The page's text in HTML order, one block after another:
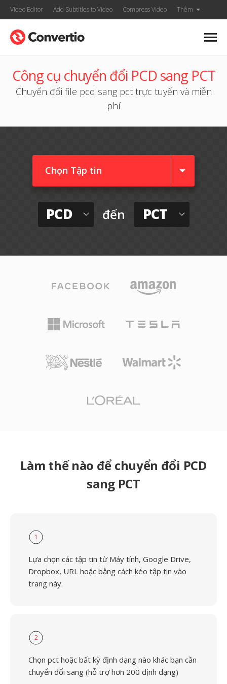
Video Editor Add Subtitles to Video Compress Video Thêm
Công cụ chuyển đổi PCD sang PCT
Chuyển đổi file pcd sang pct trực tuyến và miễn
phí
Chọn Tập tin
PCD đến PCT
Làm thế nào để chuyển đổi PCD
sang PCT
1
Lựa chọn các tập tin từ Máy tính, Google Drive,
Dropbox, URL hoặc bằng cách kéo tập tin vào
trang này.
2
Chọn pct hoặc bất kỳ định dạng nào khác bạn cần
chuyển đổi sang (hỗ trợ hơn 200 định dạng)